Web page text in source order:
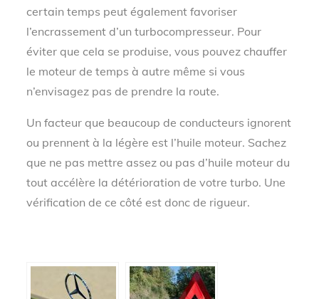
certain temps peut également favoriser
l’encrassement d’un turbocompresseur. Pour
éviter que cela se produise, vous pouvez chauffer
le moteur de temps à autre même si vous
n’envisagez pas de prendre la route.
Un facteur que beaucoup de conducteurs ignorent
ou prennent à la légère est l’huile moteur. Sachez
que ne pas mettre assez ou pas d’huile moteur du
tout accélère la détérioration de votre turbo. Une
vérification de ce côté est donc de rigueur.